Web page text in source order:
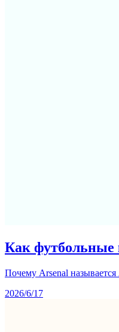
Как футбольные
Почему Arsenal называется
2026/6/17